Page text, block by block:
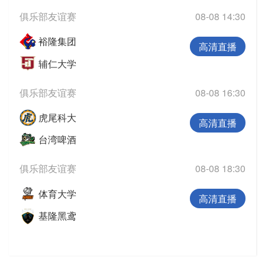
俱乐部友谊赛
08-08 14:30
裕隆集团
辅仁大学
高清直播
俱乐部友谊赛
08-08 16:30
虎尾科大
台湾啤酒
高清直播
俱乐部友谊赛
08-08 18:30
体育大学
基隆黑鸢
高清直播